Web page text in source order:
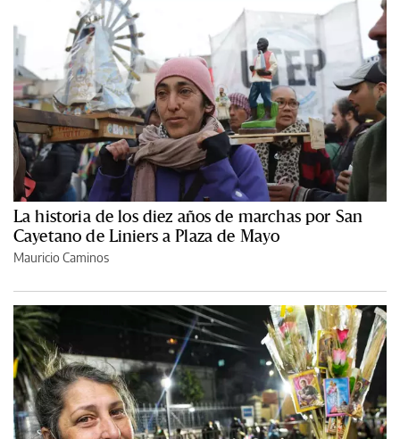
La historia de los diez años de marchas por San
Cayetano de Liniers a Plaza de Mayo
Mauricio Caminos